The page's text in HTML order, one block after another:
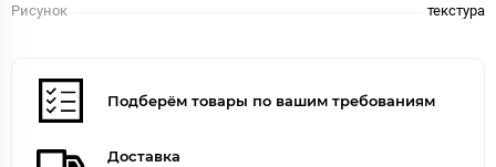
Рисунок
текстура
Подберём товары по вашим требованиям
Доставка